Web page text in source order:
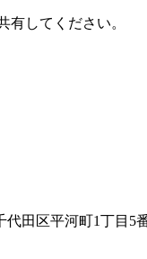
してください。
代田区平河町1丁目5